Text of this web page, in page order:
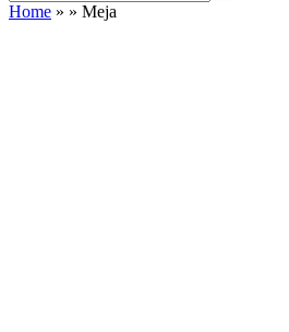
Home » » Meja